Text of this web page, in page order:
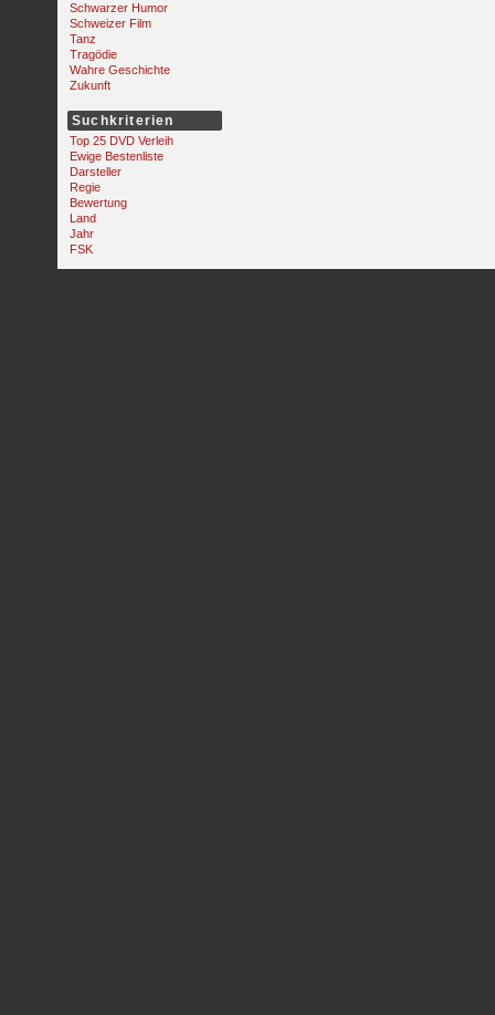
Schwarzer Humor
Schweizer Film
Tanz
Tragödie
Wahre Geschichte
Zukunft
Suchkriterien
Top 25 DVD Verleih
Ewige Bestenliste
Darsteller
Regie
Bewertung
Land
Jahr
FSK